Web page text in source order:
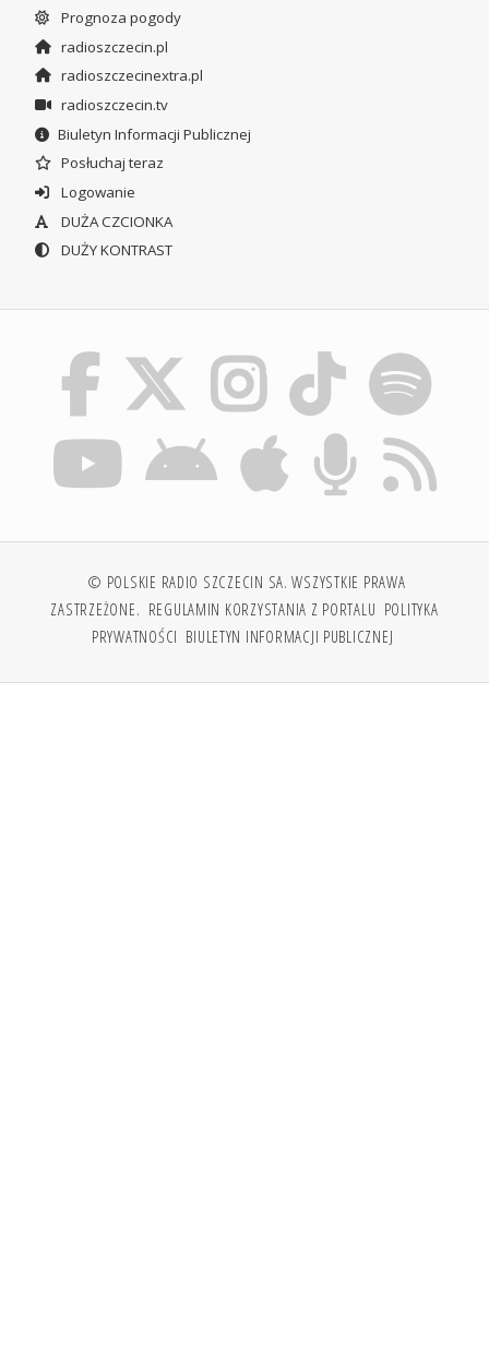
Prognoza pogody
radioszczecin.pl
radioszczecinextra.pl
radioszczecin.tv
Biuletyn Informacji Publicznej
Posłuchaj teraz
Logowanie
DUŻA CZCIONKA
DUŻY KONTRAST
© POLSKIE RADIO SZCZECIN SA. WSZYSTKIE PRAWA
ZASTRZEŻONE. REGULAMIN KORZYSTANIA Z PORTALU POLITYKA
PRYWATNOŚCI BIULETYN INFORMACJI PUBLICZNEJ